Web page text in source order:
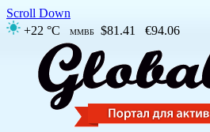
Scroll Down
+22 °C
ММВБ $81.41 €94.06